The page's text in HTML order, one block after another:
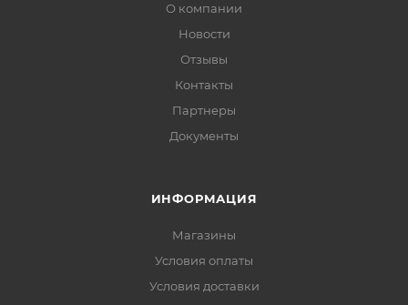
О компании
Новости
Отзывы
Контакты
Партнеры
Документы
ИНФОРМАЦИЯ
Магазины
Условия оплаты
Условия доставки